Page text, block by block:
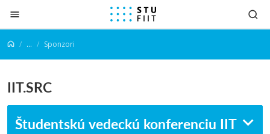
Prejsť na obsah
... Sponzori
IIT.SRC
Študentskú vedeckú konferenciu IIT